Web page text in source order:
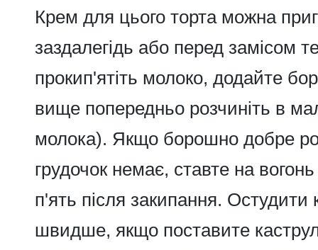
Крем для цього торта можна
заздалегідь або перед замісом
прокип'ятіть молоко, додайте
вище попередньо розчиніть в
молока). Якщо борошно добре
грудочок немає, ставте на
п'ять після закипання.
швидше, якщо поставите